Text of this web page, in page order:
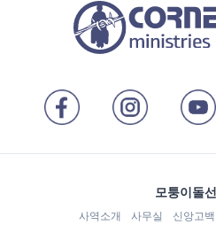
모퉁이돌
사역소개 사무실 신앙고백